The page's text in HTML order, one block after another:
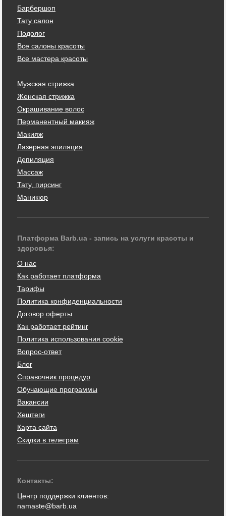
Барбершоп
Тату салон
Подолог
Все салоны красоты
Все мастера красоты
Мужская стрижка
Женская стрижка
Окрашивание волос
Перманентный макияж
Макияж
Лазерная эпиляция
Депиляция
Массаж
Тату, пирсинг
Маникюр
Платформа Barb.ua - запись на услуги красоты и
здоровья:
О нас
Как работает платформа
Тарифы
Политика конфиденциальности
Договор оферты
Как работает рейтинг
Политика использования cookie
Вопрос-ответ
Блог
Справочник процедур
Обучающие программы
Вакансии
Хештеги
Карта сайта
Скидки в телеграм
Контакты:
Центр поддержки клиентов:
namaste@barb.ua